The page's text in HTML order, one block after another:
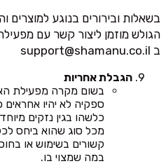
בשאלות ובירורים בנוגע למוצרים
הגולש מוזמן ליצור קשר עם
ב support@shamanu.co.il
הגבלת אחריות
בשום מקרה מפעילת
ספקיה לא יהיו אחראים
כלשהו בגין נזקים
מכל סוג שהוא ביחס
קשורים בשימוש או
במה שמצוי בו.